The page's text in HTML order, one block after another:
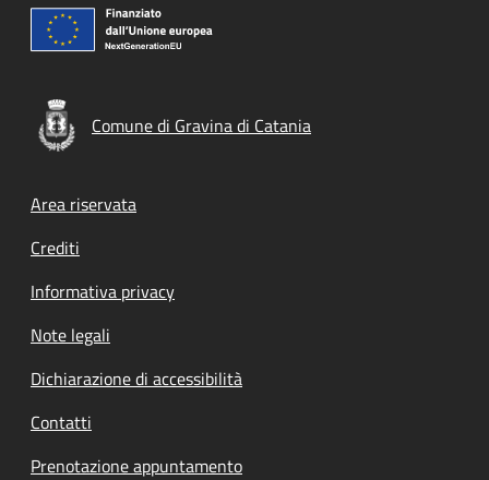
Comune di Gravina di Catania
Footer menu
Area riservata
Crediti
Informativa privacy
Note legali
Dichiarazione di accessibilità
Contatti
Prenotazione appuntamento